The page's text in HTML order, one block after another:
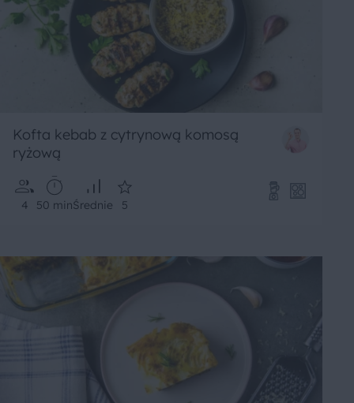
Kofta kebab z cytrynową komosą
ryżową
4 50 minŚrednie 5